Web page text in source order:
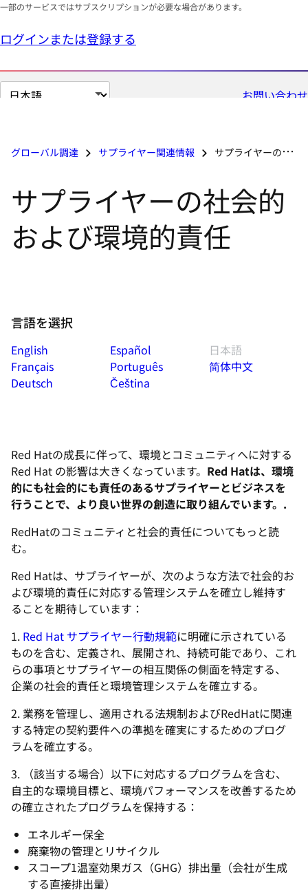
一部のサービスではサブスクリプションが必要な場合があります。
ログインまたは登録する
ペ
い
お問い合わせ
グローバル調達 サプライヤー関連情報 サプライヤーの社会的および環境的責任
サプライヤーの社会的
および環境的責任
言語を選択
English
Français
Deutsch
Español
Português
Čeština
日本語
简体中文
Red Hatの成長に伴って、環境とコミュニティへに対する
Red Hat の影響は大きくなっています。 Red Hatは、環境
的にも社会的にも責任のあるサプライヤーとビジネスを
行うことで、より良い世界の創造に取り組んでいます。.
RedHatのコミュニティと社会的責任についてもっと読
む。
Red Hatは、サプライヤーが、次のような方法で社会的お
よび環境的責任に対応する管理システムを確立し維持す
ることを期待しています：
1. Red Hat サプライヤー行動規範に明確に示されている
ものを含む、定義され、展開され、持続可能であり、これ
らの事項とサプライヤーの相互関係の側面を特定する、
企業の社会的責任と環境管理システムを確立する。
2. 業務を管理し、適用される法規制およびRedHatに関連
する特定の契約要件への準拠を確実にするためのプログ
ラムを確立する。
3. （該当する場合）以下に対応するプログラムを含む、
自主的な環境目標と、環境パフォーマンスを改善するため
の確立されたプログラムを保持する：
エネルギー保全
廃棄物の管理とリサイクル
スコープ1温室効果ガス（GHG）排出量（会社が生成
する直接排出量）